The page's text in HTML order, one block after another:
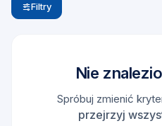
Filtry
Nie
Spróbuj zmienić
przejrzyj